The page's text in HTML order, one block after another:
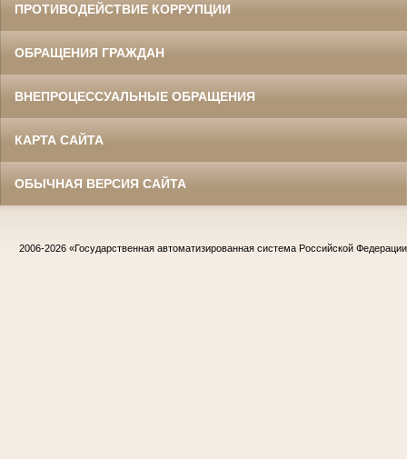
ПРОТИВОДЕЙСТВИЕ КОРРУПЦИИ
ОБРАЩЕНИЯ ГРАЖДАН
ВНЕПРОЦЕССУАЛЬНЫЕ ОБРАЩЕНИЯ
КАРТА САЙТА
ОБЫЧНАЯ ВЕРСИЯ САЙТА
2006-2026 «Государственная автоматизированная система Российской